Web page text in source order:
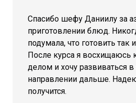
Спасибо шефу Даниилу за
приготовлении блюд.
подумала, что готовить так
После курса я восхищаюсь
делом и хочу развиваться
направлении дальше.
получится.